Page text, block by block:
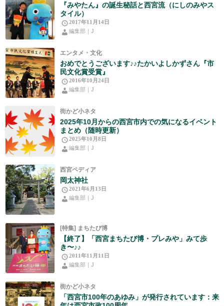
『みやたん』の誕生秘話と西宮流（にしのみやス
タイル）
2017年11月14日
編集部｜J
エンタメ・文化
おめでとうございます♪♪たかいよしかずさん『市
民文化賞受賞』
2016年10月24日
編集部｜J
街かど小ネタ
2025年10月からの西宮市内での気になるイベント
まとめ（随時更新）
2025年10月8日
編集部｜J
西宮ペディア
岡太神社
2021年6月13日
編集部｜J
[特集] まちたび博
【終了】「西宮まちたび博・プレみや」みて歩
き〜♪♪
2011年11月11日
編集部｜J
街かど小ネタ
「西宮市100年のあゆみ」が発行されています：来